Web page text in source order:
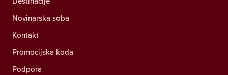
Novinarska soba
Kontakt
Promocijska koda
Podpora